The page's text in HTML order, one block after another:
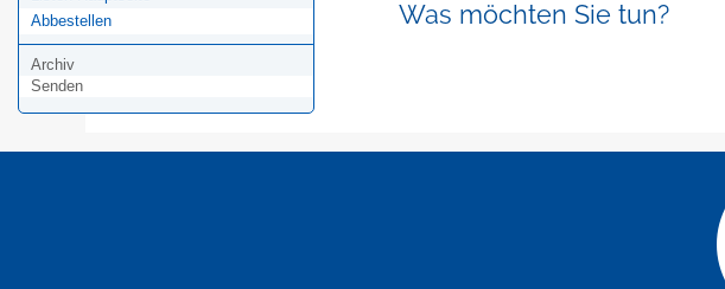
Abbestellen
Archiv
Senden
Was möchten Sie tun?